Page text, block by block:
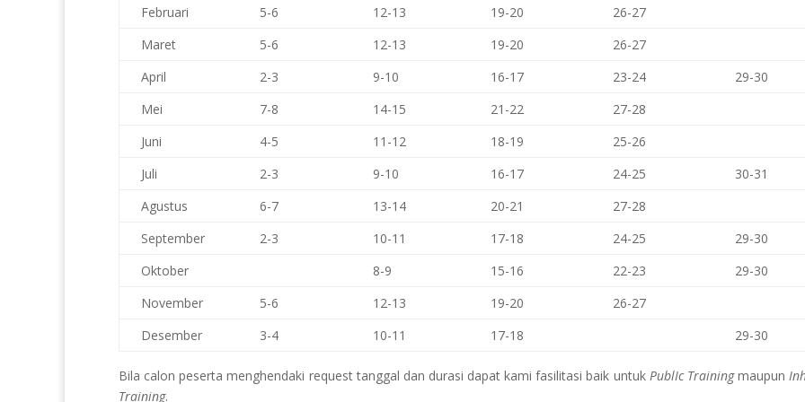
Februari
5-6 12-13 19-20
26-27
Maret
5-6 12-13 19-20
26-27
April
2-3 9-10 16-17 23-24
29-30
Mei
7-8 14-15 21-22
27-28
Juni
4-5 11-12 18-19
25-26
Juli
2-3 9-10 16-17 24-25
30-31
Agustus
6-7 13-14 20-21
27-28
September
2-3 10-11 17-18 24-25
29-30
Oktober
8-9 15-16 22-23
29-30
November
5-6 12-13 19-20
26-27
Desember
3-4 10-11 17-18 29-30
Bila calon peserta menghendaki request tanggal dan durasi dapat kami fasilitasi baik untuk PublIc Trainingmaupun
Training.